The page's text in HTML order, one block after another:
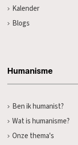
Kalender
Blogs
Humanisme
Ben ik humanist?
Wat is humanisme?
Onze thema's